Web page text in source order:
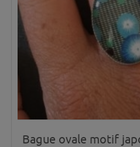
Bague ovale motif